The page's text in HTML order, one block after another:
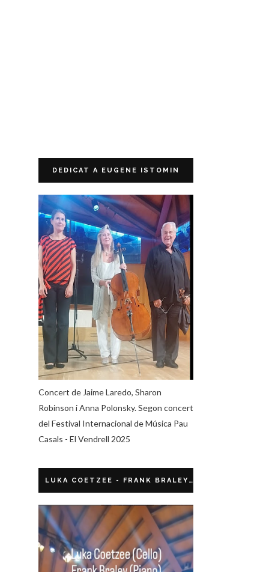
DEDICAT A EUGENE ISTOMIN
Concert de Jaime Laredo, Sharon
Robinson i Anna Polonsky. Segon concert
del Festival Internacional de Música Pau
Casals - El Vendrell 2025
LUKA COETZEE - FRANK BRALEY